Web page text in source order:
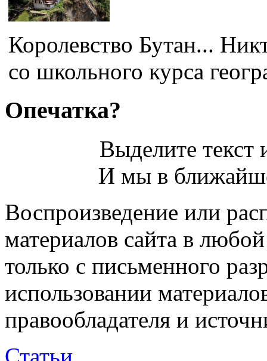
Королевство Бутан...
со школьного курса
Опечатка?
Выделите
И мы в
Воспроизведение или
материалов сайта в
только с письменного
использовании
правообладателя и
Статьи